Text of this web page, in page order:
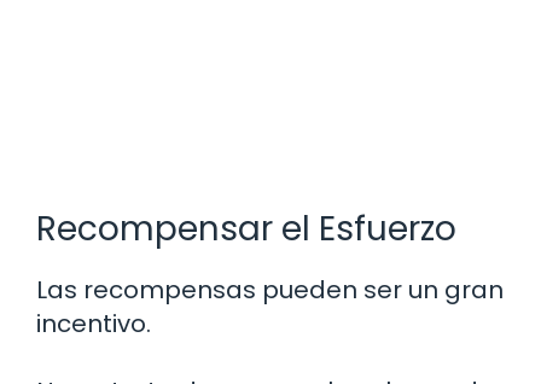
Recompensar el Esfuerzo
Las recompensas pueden ser un gran
incentivo.